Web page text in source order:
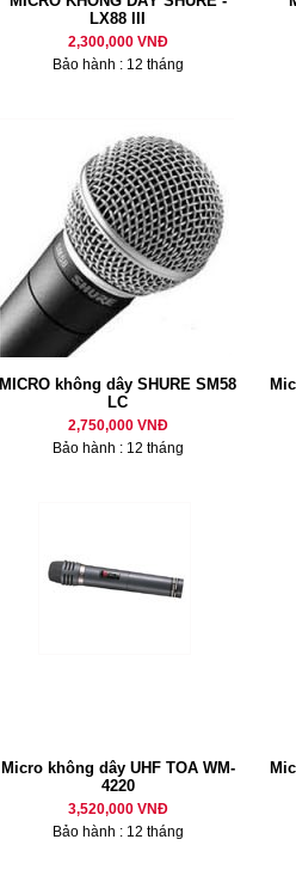
LX88 III
2,300,000 VNĐ
Bảo hành : 12 tháng
MICRO không dây SHURE SM58
LC
2,750,000 VNĐ
Bảo hành : 12 tháng
Micro không dây UHF TOA WM-
4220
3,520,000 VNĐ
Bảo hành : 12 tháng